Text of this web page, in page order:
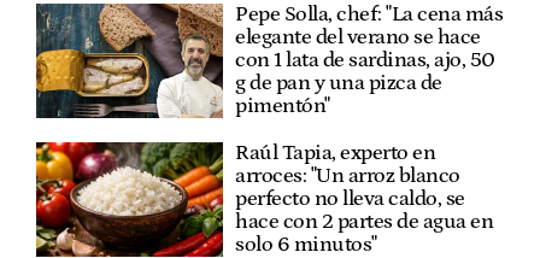
Pepe Solla, chef: "La cena más
elegante del verano se hace
con 1 lata de sardinas, ajo, 50
g de pan y una pizca de
pimentón"
Raúl Tapia, experto en
arroces: "Un arroz blanco
perfecto no lleva caldo, se
hace con 2 partes de agua en
solo 6 minutos"